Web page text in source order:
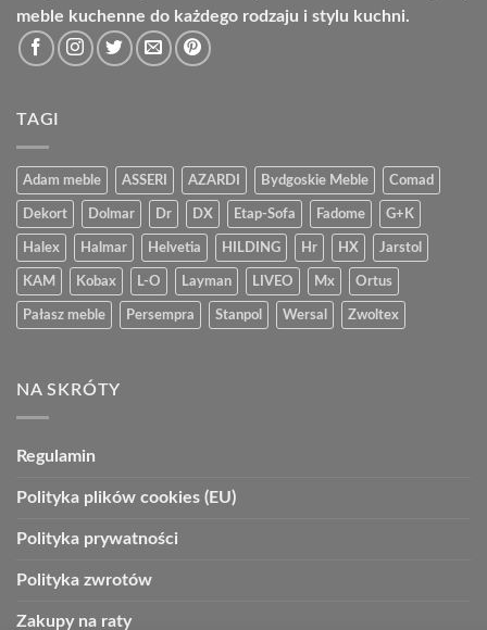
meble kuchenne do każdego rodzaju i stylu kuchni.
TAGI
Adam meble ASSERI AZARDI Bydgoskie Meble Comad
Dekort Dolmar Dr DX Etap-Sofa Fadome G+K
Halex Halmar Helvetia HILDING Hr HX Jarstol
KAM Kobax L-O Layman LIVEO Mx Ortus
Pałasz meble Persempra Stanpol Wersal Zwoltex
NA SKRÓTY
Regulamin
Polityka plików cookies (EU)
Polityka prywatności
Polityka zwrotów
Zakupy na raty